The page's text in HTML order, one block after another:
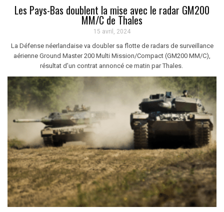
Les Pays-Bas doublent la mise avec le radar GM200
MM/C de Thales
15 avril, 2024
La Défense néerlandaise va doubler sa flotte de radars de surveillance
aérienne Ground Master 200 Multi Mission/Compact (GM200 MM/C),
résultat d’un contrat annoncé ce matin par Thales.